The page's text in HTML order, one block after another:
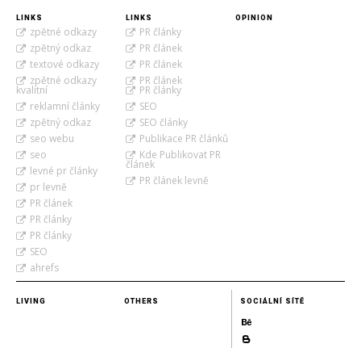
LINKS
zpětné odkazy
zpětný odkaz
textové odkazy
zpětné odkazy
kvalitní
reklamní články
zpětný odkaz
seo webu
seo
levné pr články
pr levně
PR článek
PR články
PR články
SEO
ahrefs
LINKS
PR články
PR článek
PR článek
PR článek
PR články
SEO
SEO články
Publikace PR článků
Kde Publikovat PR
článek
PR článek levně
OPINION
LIVING OTHERS SOCIÁLNÍ SÍTĚ